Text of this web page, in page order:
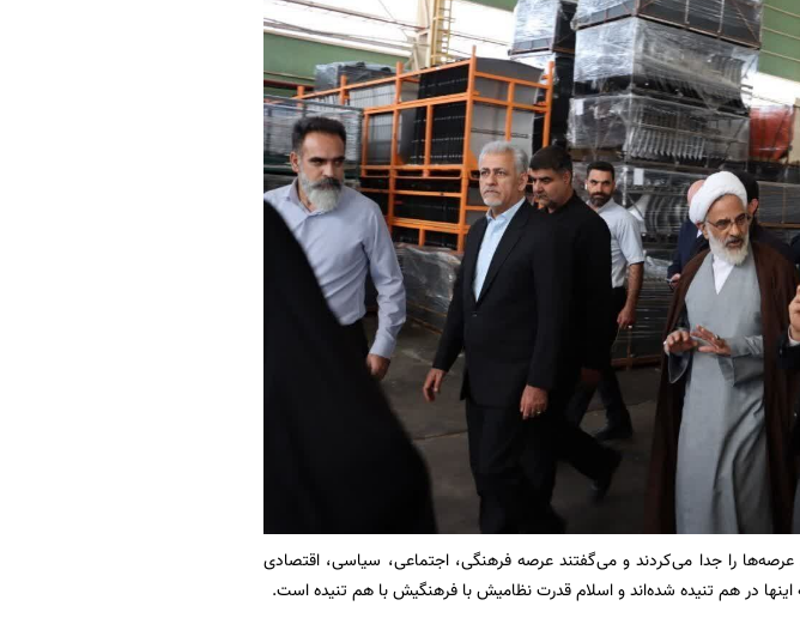
عرصه‌ها را جدا می‌کردند و می‌گفتند عرصه فرهنگی، اجتماعی، سیاسی، اقتصادی
در هم تنیده شده‌اند و اسلام قدرت نظامیش با فرهنگیش با هم تنیده است.